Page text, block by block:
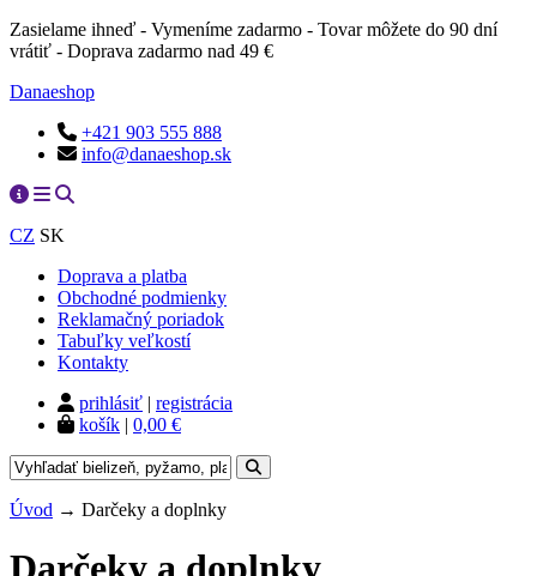
Zasielame ihneď - Vymeníme zadarmo - Tovar môžete do 90 dní
vrátiť - Doprava zadarmo nad 49 €
Danaeshop
+421 903 555 888
info@danaeshop.sk
CZ SK
Doprava a platba
Obchodné podmienky
Reklamačný poriadok
Tabuľky veľkostí
Kontakty
prihlásiť | registrácia
košík | 0,00 €
Úvod → Darčeky a doplnky